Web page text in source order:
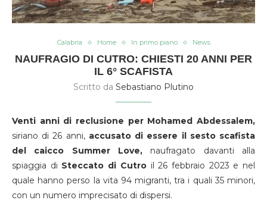
Calabria Home In primo piano News
NAUFRAGIO DI CUTRO: CHIESTI 20 ANNI PER
IL 6° SCAFISTA
Scritto da Sebastiano Plutino
Venti anni di reclusione per Mohamed Abdessalem,
siriano di 26 anni, accusato di essere il sesto scafista
del caicco Summer Love, naufragato davanti alla
spiaggia di Steccato di Cutroil 26 febbraio 2023 e nel
quale hanno perso la vita 94 migranti, tra i quali 35 minori,
con un numero imprecisato di dispersi.